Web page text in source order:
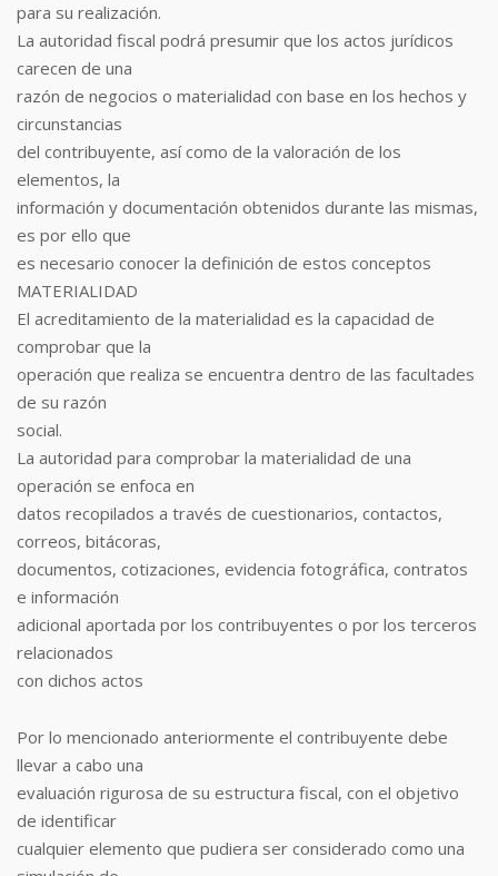
para su realización.
La autoridad fiscal podrá presumir que los actos jurídicos
carecen de una
razón de negocios o materialidad con base en los hechos y
circunstancias
del contribuyente, así como de la valoración de los
elementos, la
información y documentación obtenidos durante las mismas,
es por ello que
es necesario conocer la definición de estos conceptos
MATERIALIDAD
El acreditamiento de la materialidad es la capacidad de
comprobar que la
operación que realiza se encuentra dentro de las facultades
de su razón
social.
La autoridad para comprobar la materialidad de una
operación se enfoca en
datos recopilados a través de cuestionarios, contactos,
correos, bitácoras,
documentos, cotizaciones, evidencia fotográfica, contratos
e información
adicional aportada por los contribuyentes o por los terceros
relacionados
con dichos actos
Por lo mencionado anteriormente el contribuyente debe
llevar a cabo una
evaluación rigurosa de su estructura fiscal, con el objetivo
de identificar
cualquier elemento que pudiera ser considerado como una